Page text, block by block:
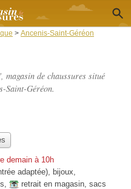
> Ancenis-Saint-Géréon
de chaussures situé
Saint-Géréon.
demain à 10h
adaptée), bijoux,
, retrait en magasin, sacs